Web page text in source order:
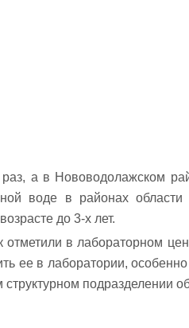
а в Нововодолажском
воде в районах области
до 3-х лет.
отметили в лабораторном
ее в лаборатории,
подразделении